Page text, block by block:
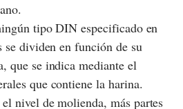
tipo DIN especificado en
se dividen en función de su
que se indica mediante el
que contiene la harina.
nivel de molienda, más partes